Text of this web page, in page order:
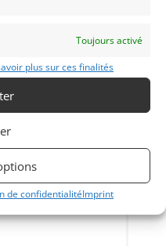
Toujours activé
plus sur ces finalités
de confidentialitéImprint
2 016 vues
état de présentation